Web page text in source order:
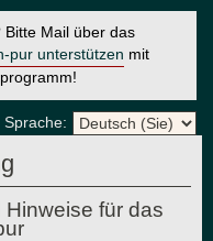
Bitte Mail über das
pur unterstützen mit
Sprache:
für das